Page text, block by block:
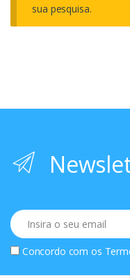
sua pesquisa.
Email
Concordo com os